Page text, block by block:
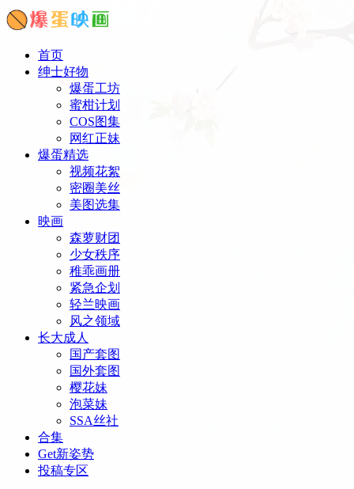
首页
绅士好物
爆蛋工坊
蜜柑计划
COS图集
网红正妹
爆蛋精选
视频花絮
密圈美丝
美图选集
映画
森萝财团
少女秩序
稚乖画册
紧急企划
轻兰映画
风之领域
长大成人
国产套图
国外套图
樱花妹
泡菜妹
SSA丝社
合集
Get新姿势
投稿专区